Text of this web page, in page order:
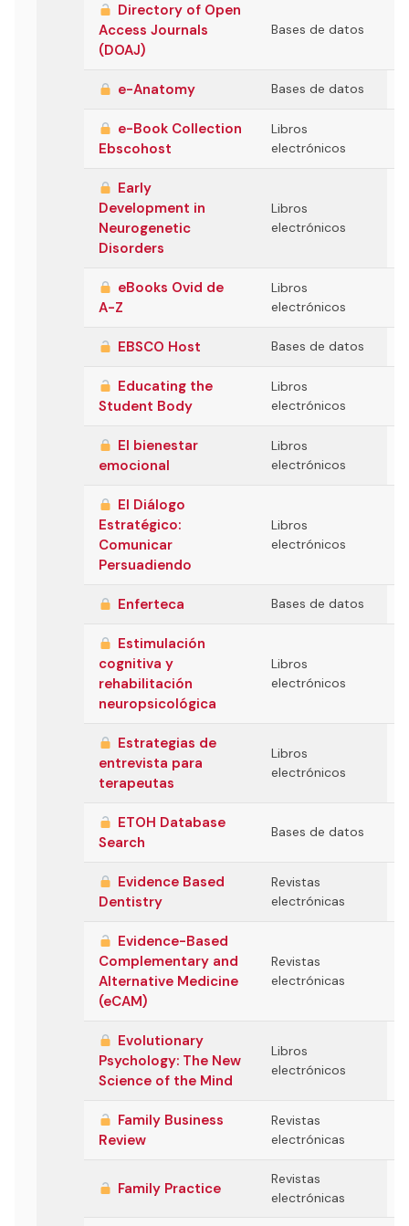
Directory of Open
Access Journals
(DOAJ)
Bases de datos
e-Anatomy Bases de datos
e-Book Collection
Ebscohost
Libros
electrónicos
Early
Development in
Neurogenetic
Disorders
Libros
electrónicos
eBooks Ovid de
A-Z
Libros
electrónicos
EBSCO Host Bases de datos
Educating the
Student Body
Libros
electrónicos
El bienestar
emocional
Libros
electrónicos
El Diálogo
Estratégico:
Comunicar
Persuadiendo
Libros
electrónicos
Enferteca Bases de datos
Estimulación
cognitiva y
rehabilitación
neuropsicológica
Libros
electrónicos
Estrategias de
entrevista para
terapeutas
Libros
electrónicos
ETOH Database
Search
Bases de datos
Evidence Based
Dentistry
Revistas
electrónicas
Evidence-Based
Complementary and
Alternative Medicine
(eCAM)
Revistas
electrónicas
Evolutionary
Psychology: The New
Science of the Mind
Libros
electrónicos
Family Business
Review
Revistas
electrónicas
Family Practice
Revistas
electrónicas